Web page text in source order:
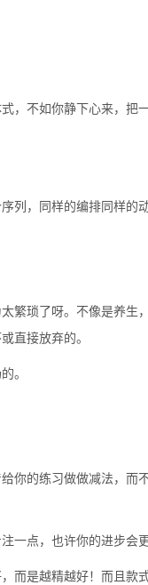
，不如你静下心来，把
，同样的编排同样的
繁琐了呀。不像是养生
直接放弃的。
。
你的练习做做减法，而
一点，也许你的进步会更
而是越精越好！而且款